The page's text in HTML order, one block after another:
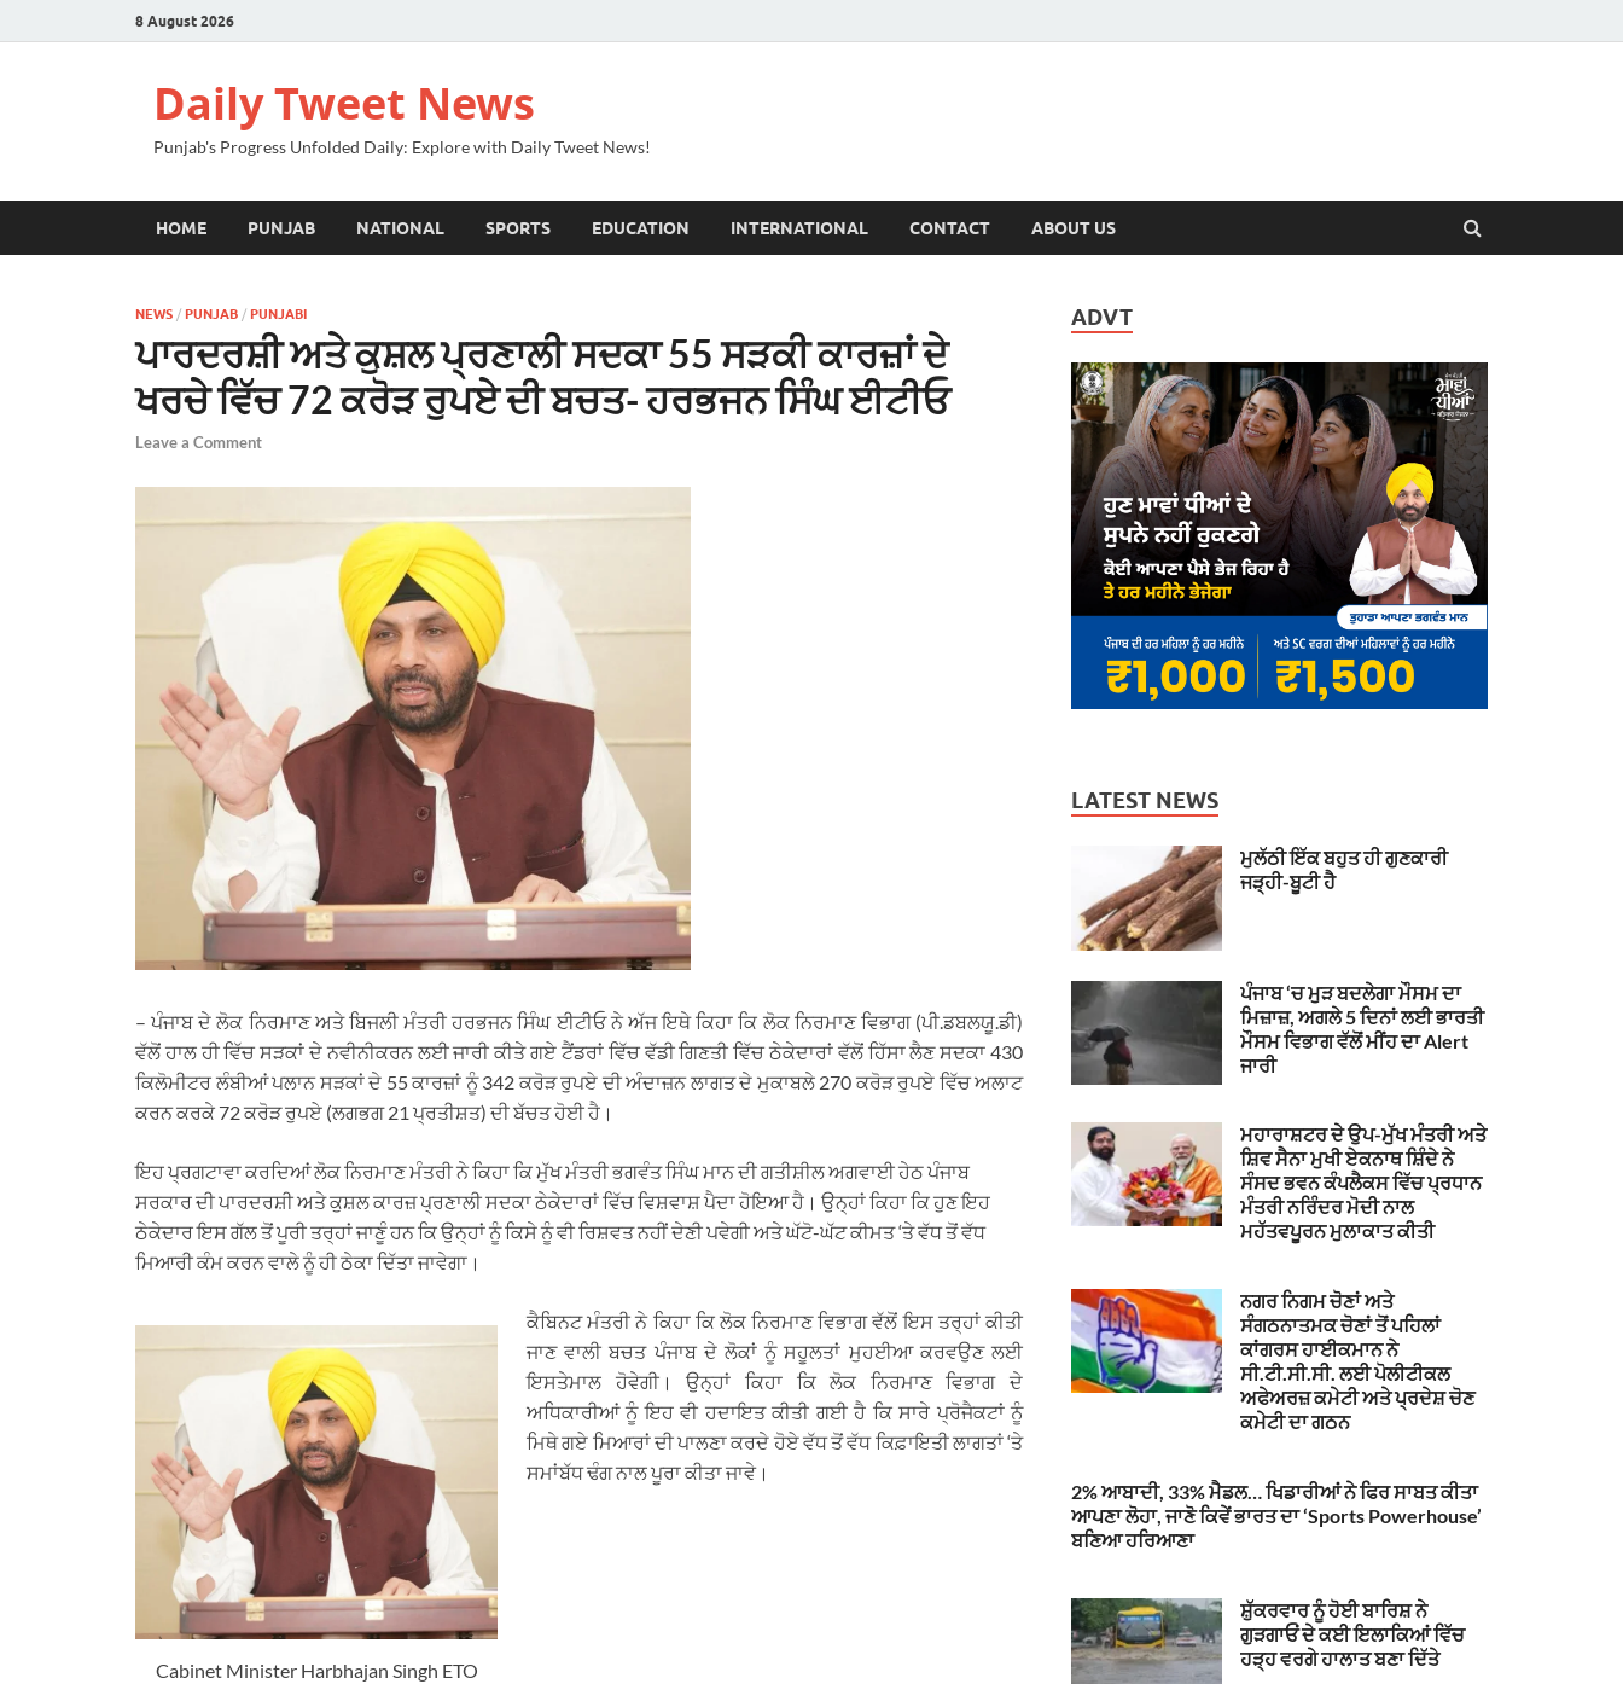
8 August 2026
Daily Tweet News
Punjab's Progress Unfolded Daily: Explore with Daily Tweet News!
HOME PUNJAB NATIONAL SPORTS EDUCATION INTERNATIONAL CONTACT ABOUT US
NEWS / PUNJAB / PUNJABI
ਪਾਰਦਰਸ਼ੀ ਅਤੇ ਕੁਸ਼ਲ ਪ੍ਰਣਾਲੀ ਸਦਕਾ 55 ਸੜਕੀ ਕਾਰਜ਼ਾਂ ਦੇ
ਖਰਚੇ ਵਿੱਚ 72 ਕਰੋੜ ਰੁਪਏ ਦੀ ਬਚਤ- ਹਰਭਜਨ ਸਿੰਘ ਈਟੀਓ
Leave a Comment
– ਪੰਜਾਬ ਦੇ ਲੋਕ ਨਿਰਮਾਣ ਅਤੇ ਬਿਜਲੀ ਮੰਤਰੀ ਹਰਭਜਨ ਸਿੰਘ ਈਟੀਓ ਨੇ ਅੱਜ ਇਥੇ ਕਿਹਾ ਕਿ ਲੋਕ ਨਿਰਮਾਣ ਵਿਭਾਗ (ਪੀ.ਡਬਲਯੂ.ਡੀ)
ਵੱਲੋਂ ਹਾਲ ਹੀ ਵਿੱਚ ਸੜਕਾਂ ਦੇ ਨਵੀਨੀਕਰਨ ਲਈ ਜਾਰੀ ਕੀਤੇ ਗਏ ਟੈਂਡਰਾਂ ਵਿੱਚ ਵੱਡੀ ਗਿਣਤੀ ਵਿੱਚ ਠੇਕੇਦਾਰਾਂ ਵੱਲੋਂ ਹਿੱਸਾ ਲੈਣ ਸਦਕਾ 430
ਕਿਲੋਮੀਟਰ ਲੰਬੀਆਂ ਪਲਾਨ ਸੜਕਾਂ ਦੇ 55 ਕਾਰਜ਼ਾਂ ਨੂੰ 342 ਕਰੋੜ ਰੁਪਏ ਦੀ ਅੰਦਾਜ਼ਨ ਲਾਗਤ ਦੇ ਮੁਕਾਬਲੇ 270 ਕਰੋੜ ਰੁਪਏ ਵਿੱਚ ਅਲਾਟ
ਕਰਨ ਕਰਕੇ 72 ਕਰੋੜ ਰੁਪਏ (ਲਗਭਗ 21 ਪ੍ਰਤੀਸ਼ਤ) ਦੀ ਬੱਚਤ ਹੋਈ ਹੈ।
ਇਹ ਪ੍ਰਗਟਾਵਾ ਕਰਦਿਆਂ ਲੋਕ ਨਿਰਮਾਣ ਮੰਤਰੀ ਨੇ ਕਿਹਾ ਕਿ ਮੁੱਖ ਮੰਤਰੀ ਭਗਵੰਤ ਸਿੰਘ ਮਾਨ ਦੀ ਗਤੀਸ਼ੀਲ ਅਗਵਾਈ ਹੇਠ ਪੰਜਾਬ
ਸਰਕਾਰ ਦੀ ਪਾਰਦਰਸ਼ੀ ਅਤੇ ਕੁਸ਼ਲ ਕਾਰਜ਼ ਪ੍ਰਣਾਲੀ ਸਦਕਾ ਠੇਕੇਦਾਰਾਂ ਵਿੱਚ ਵਿਸ਼ਵਾਸ਼ ਪੈਦਾ ਹੋਇਆ ਹੈ। ਉਨ੍ਹਾਂ ਕਿਹਾ ਕਿ ਹੁਣ ਇਹ
ਠੇਕੇਦਾਰ ਇਸ ਗੱਲ ਤੋਂ ਪੂਰੀ ਤਰ੍ਹਾਂ ਜਾਣੂੰ ਹਨ ਕਿ ਉਨ੍ਹਾਂ ਨੂੰ ਕਿਸੇ ਨੂੰ ਵੀ ਰਿਸ਼ਵਤ ਨਹੀਂ ਦੇਣੀ ਪਵੇਗੀ ਅਤੇ ਘੱਟੋ-ਘੱਟ ਕੀਮਤ ‘ਤੇ ਵੱਧ ਤੋਂ ਵੱਧ
ਮਿਆਰੀ ਕੰਮ ਕਰਨ ਵਾਲੇ ਨੂੰ ਹੀ ਠੇਕਾ ਦਿੱਤਾ ਜਾਵੇਗਾ।
Cabinet Minister Harbhajan Singh ETO
ਕੈਬਿਨਟ ਮੰਤਰੀ ਨੇ ਕਿਹਾ ਕਿ ਲੋਕ ਨਿਰਮਾਣ ਵਿਭਾਗ ਵੱਲੋਂ ਇਸ ਤਰ੍ਹਾਂ ਕੀਤੀ
ਜਾਣ ਵਾਲੀ ਬਚਤ ਪੰਜਾਬ ਦੇ ਲੋਕਾਂ ਨੂੰ ਸਹੂਲਤਾਂ ਮੁਹਈਆ ਕਰਵਉਣ ਲਈ
ਇਸਤੇਮਾਲ ਹੋਵੇਗੀ। ਉਨ੍ਹਾਂ ਕਿਹਾ ਕਿ ਲੋਕ ਨਿਰਮਾਣ ਵਿਭਾਗ ਦੇ
ਅਧਿਕਾਰੀਆਂ ਨੂੰ ਇਹ ਵੀ ਹਦਾਇਤ ਕੀਤੀ ਗਈ ਹੈ ਕਿ ਸਾਰੇ ਪ੍ਰੋਜੈਕਟਾਂ ਨੂੰ
ਮਿਥੇ ਗਏ ਮਿਆਰਾਂ ਦੀ ਪਾਲਣਾ ਕਰਦੇ ਹੋਏ ਵੱਧ ਤੋਂ ਵੱਧ ਕਿਫ਼ਾਇਤੀ ਲਾਗਤਾਂ ‘ਤੇ
ਸਮਾਂਬੱਧ ਢੰਗ ਨਾਲ ਪੂਰਾ ਕੀਤਾ ਜਾਵੇ।
ADVT
LATEST NEWS
ਮੁਲੱਠੀ ਇੱਕ ਬਹੁਤ ਹੀ ਗੁਣਕਾਰੀ
ਜੜ੍ਹੀ-ਬੂਟੀ ਹੈ
ਪੰਜਾਬ ‘ਚ ਮੁੜ ਬਦਲੇਗਾ ਮੌਸਮ ਦਾ
ਮਿਜ਼ਾਜ਼, ਅਗਲੇ 5 ਦਿਨਾਂ ਲਈ ਭਾਰਤੀ
ਮੌਸਮ ਵਿਭਾਗ ਵੱਲੋਂ ਮੀਂਹ ਦਾ Alert
ਜਾਰੀ
ਮਹਾਰਾਸ਼ਟਰ ਦੇ ਉਪ-ਮੁੱਖ ਮੰਤਰੀ ਅਤੇ
ਸ਼ਿਵ ਸੈਨਾ ਮੁਖੀ ਏਕਨਾਥ ਸ਼ਿੰਦੇ ਨੇ
ਸੰਸਦ ਭਵਨ ਕੰਪਲੈਕਸ ਵਿੱਚ ਪ੍ਰਧਾਨ
ਮੰਤਰੀ ਨਰਿੰਦਰ ਮੋਦੀ ਨਾਲ
ਮਹੱਤਵਪੂਰਨ ਮੁਲਾਕਾਤ ਕੀਤੀ
ਨਗਰ ਨਿਗਮ ਚੋਣਾਂ ਅਤੇ
ਸੰਗਠਨਾਤਮਕ ਚੋਣਾਂ ਤੋਂ ਪਹਿਲਾਂ
ਕਾਂਗਰਸ ਹਾਈਕਮਾਨ ਨੇ
ਸੀ.ਟੀ.ਸੀ.ਸੀ. ਲਈ ਪੋਲੀਟੀਕਲ
ਅਫੇਅਰਜ਼ ਕਮੇਟੀ ਅਤੇ ਪ੍ਰਦੇਸ਼ ਚੋਣ
ਕਮੇਟੀ ਦਾ ਗਠਨ
2% ਆਬਾਦੀ, 33% ਮੈਡਲ… ਖਿਡਾਰੀਆਂ ਨੇ ਫਿਰ ਸਾਬਤ ਕੀਤਾ
ਆਪਣਾ ਲੋਹਾ, ਜਾਣੋ ਕਿਵੇਂ ਭਾਰਤ ਦਾ ‘Sports Powerhouse’
ਬਣਿਆ ਹਰਿਆਣਾ
ਸ਼ੁੱਕਰਵਾਰ ਨੂੰ ਹੋਈ ਬਾਰਿਸ਼ ਨੇ
ਗੁੜਗਾਓਂ ਦੇ ਕਈ ਇਲਾਕਿਆਂ ਵਿੱਚ
ਹੜ੍ਹ ਵਰਗੇ ਹਾਲਾਤ ਬਣਾ ਦਿੱਤੇ